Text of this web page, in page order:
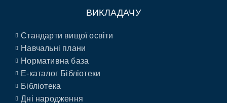
ВИКЛАДАЧУ
Стандарти вищої освіти
Навчальні плани
Нормативна база
E-каталог Бібліотеки
Бібліотека
Дні народження